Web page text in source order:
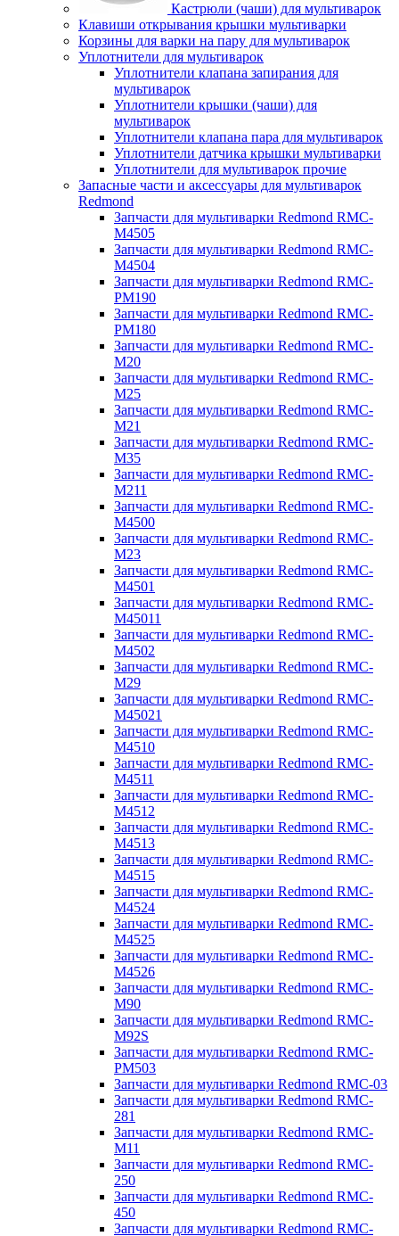
Кастрюли (чаши) для мультиварок
Клавиши открывания крышки мультиварки
Корзины для варки на пару для мультиварок
Уплотнители для мультиварок
Уплотнители клапана запирания для
мультиварок
Уплотнители крышки (чаши) для
мультиварок
Уплотнители клапана пара для мультиварок
Уплотнители датчика крышки мультиварки
Уплотнители для мультиварок прочие
Запасные части и аксессуары для мультиварок
Redmond
Запчасти для мультиварки Redmond RMC-
M4505
Запчасти для мультиварки Redmond RMC-
M4504
Запчасти для мультиварки Redmond RMC-
PM190
Запчасти для мультиварки Redmond RMC-
PM180
Запчасти для мультиварки Redmond RMC-
M20
Запчасти для мультиварки Redmond RMC-
M25
Запчасти для мультиварки Redmond RMC-
M21
Запчасти для мультиварки Redmond RMC-
M35
Запчасти для мультиварки Redmond RMC-
M211
Запчасти для мультиварки Redmond RMC-
M4500
Запчасти для мультиварки Redmond RMC-
M23
Запчасти для мультиварки Redmond RMC-
M4501
Запчасти для мультиварки Redmond RMC-
M45011
Запчасти для мультиварки Redmond RMC-
M4502
Запчасти для мультиварки Redmond RMC-
M29
Запчасти для мультиварки Redmond RMC-
M45021
Запчасти для мультиварки Redmond RMC-
M4510
Запчасти для мультиварки Redmond RMC-
M4511
Запчасти для мультиварки Redmond RMC-
M4512
Запчасти для мультиварки Redmond RMC-
M4513
Запчасти для мультиварки Redmond RMC-
M4515
Запчасти для мультиварки Redmond RMC-
M4524
Запчасти для мультиварки Redmond RMC-
M4525
Запчасти для мультиварки Redmond RMC-
M4526
Запчасти для мультиварки Redmond RMC-
M90
Запчасти для мультиварки Redmond RMC-
M92S
Запчасти для мультиварки Redmond RMC-
PM503
Запчасти для мультиварки Redmond RMC-03
Запчасти для мультиварки Redmond RMC-
281
Запчасти для мультиварки Redmond RMC-
M11
Запчасти для мультиварки Redmond RMC-
250
Запчасти для мультиварки Redmond RMC-
450
Запчасти для мультиварки Redmond RMC-